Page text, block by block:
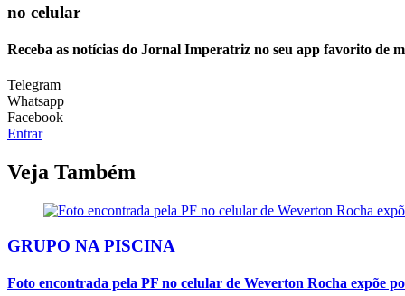
no celular
Receba as notícias do Jornal Imperatriz no seu app favorito de
Telegram
Whatsapp
Facebook
Entrar
Veja Também
GRUPO NA PISCINA
Foto encontrada pela PF no celular de Weverton Rocha expõe